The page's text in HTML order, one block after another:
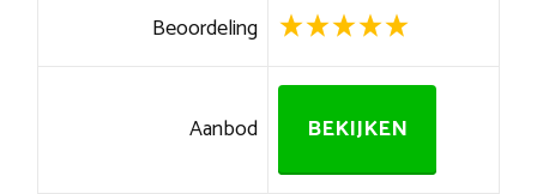
Beoordeling
Aanbod BEKIJKEN